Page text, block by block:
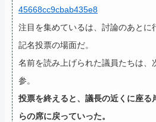
45668cc9cbab435e8
注目を集めているは、討論のあとに
記名投票の場面だ。
名前を読み上げられた議員たちは、
参。
投票を終えると、議長の近くに座る
らの席に戻っていった。